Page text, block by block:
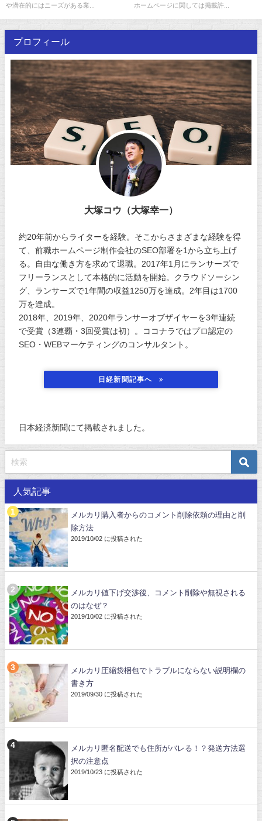
や潜在的にはニーズがある業... ホームページに関しては掲載許...
プロフィール
大塚コウ（大塚幸一）
約20年前からライターを経験。そこからさまざまな経験を得
て、前職ホームページ制作会社のSEO部署を1から立ち上げ
る。自由な働き方を求めて退職。2017年1月にランサーズで
フリーランスとして本格的に活動を開始。クラウドソーシン
グ、ランサーズで1年間の収益1250万を達成。2年目は1700
万を達成。
2018年、2019年、2020年ランサーオブザイヤーを3年連続
で受賞（3連覇・3回受賞は初）。ココナラではプロ認定の
SEO・WEBマーケティングのコンサルタント。
日経新聞記事へ
日本経済新聞にて掲載されました。
人気記事
メルカリ購入者からのコメント削除依頼の理由と削
除方法
2019/10/02 に投稿された
メルカリ値下げ交渉後、コメント削除や無視される
のはなぜ？
2019/10/02 に投稿された
メルカリ圧縮袋梱包でトラブルにならない説明欄の
書き方
2019/09/30 に投稿された
メルカリ匿名配送でも住所がバレる！？発送方法選
択の注意点
2019/10/23 に投稿された